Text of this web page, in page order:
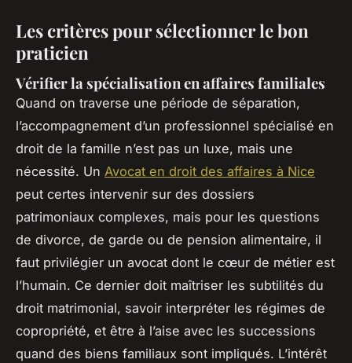
Les critères pour sélectionner le bon
praticien
Vérifier la spécialisation en affaires familiales
Quand on traverse une période de séparation,
l’accompagnement d’un professionnel spécialisé en
droit de la famille n’est pas un luxe, mais une
nécessité. Un Avocat en droit des affaires à Nice
peut certes intervenir sur des dossiers
patrimoniaux complexes, mais pour les questions
de divorce, de garde ou de pension alimentaire, il
faut privilégier un avocat dont le cœur de métier est
l’humain. Ce dernier doit maîtriser les subtilités du
droit matrimonial, savoir interpréter les régimes de
copropriété, et être à l’aise avec les successions
quand des biens familiaux sont impliqués. L’intérêt